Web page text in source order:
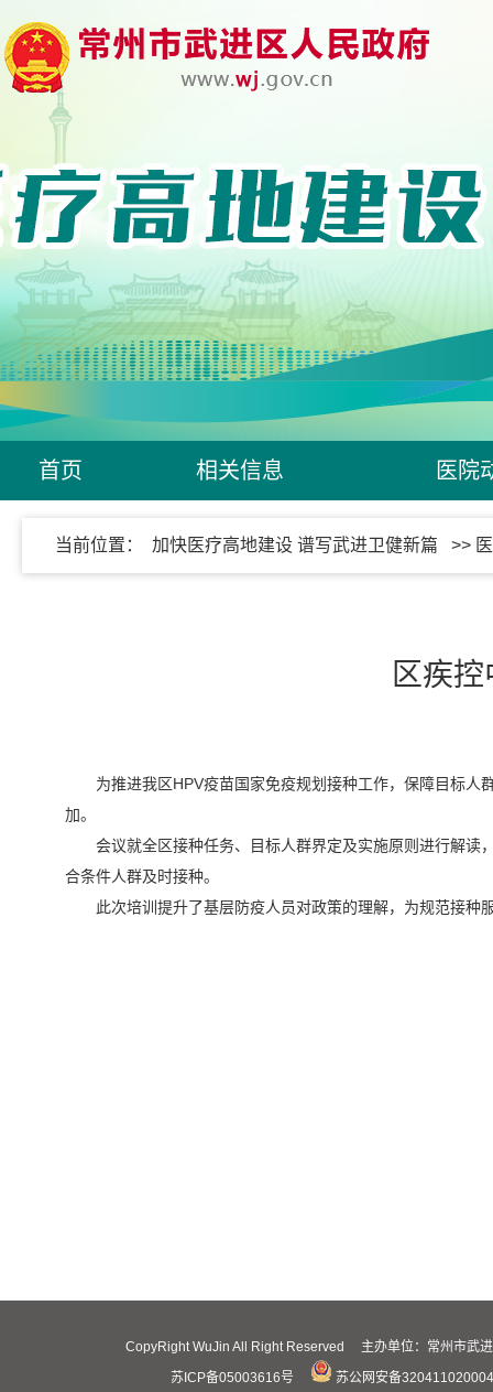
首页 相关信息 医院
当前位置： 加快医疗高地建设 谱写武进卫健新篇 >>
区疾
为推进我区HPV疫苗国家免疫规划接种工作，保障目标
加。
会议就全区接种任务、目标人群界定及实施原则进行解读
合条件人群及时接种。
此次培训提升了基层防疫人员对政策的理解，为规范接
CopyRight WuJin All Right Reserved 主办单位：常州市
苏ICP备05003616号
苏公网安备